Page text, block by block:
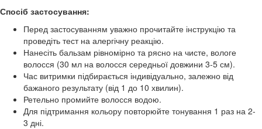
Спосіб застосування:
Перед застосуванням уважно прочитайте інструкцію та
проведіть тест на алергічну реакцію.
Нанесіть бальзам рівномірно та рясно на чисте, вологе
волосся (30 мл на волосся середньої довжини 3-5 см).
Час витримки підбирається індивідуально, залежно від
бажаного результату (від 1 до 10 хвилин).
Ретельно промийте волосся водою.
Для підтримання кольору повторюйте тонування 1 раз на 2-
3 дні.